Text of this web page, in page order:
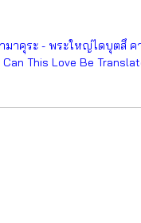
คุระ - พระใหญ่ไดบุตสึ ค
This Love Be